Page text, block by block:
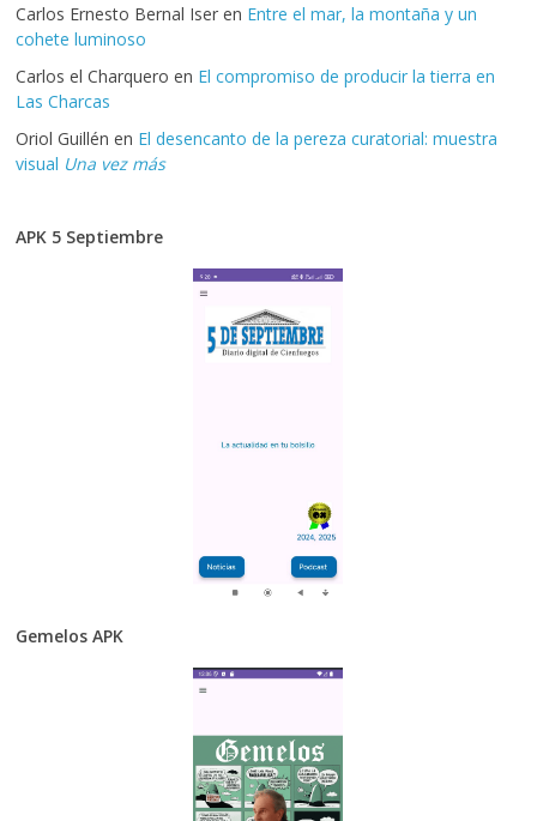
Carlos Ernesto Bernal Iser en Entre el mar, la montaña y un
cohete luminoso
Carlos el Charquero en El compromiso de producir la tierra en
Las Charcas
Oriol Guillén en El desencanto de la pereza curatorial: muestra
visual Una vez más
APK 5 Septiembre
Gemelos APK